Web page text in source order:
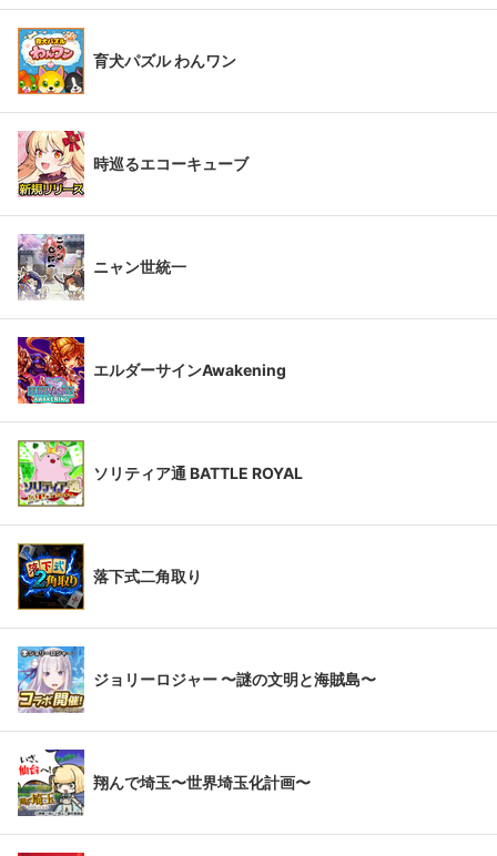
育犬パズル わんワン
時巡るエコーキューブ
ニャン世統一
エルダーサインAwakening
ソリティア通 BATTLE ROYAL
落下式二角取り
ジョリーロジャー 〜謎の文明と海賊島〜
翔んで埼玉〜世界埼玉化計画〜